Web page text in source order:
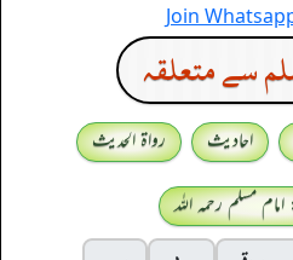
Join
سے متعلقہ
احادیث
رواۃ الحدیث
مسلم رحمہ اللہ